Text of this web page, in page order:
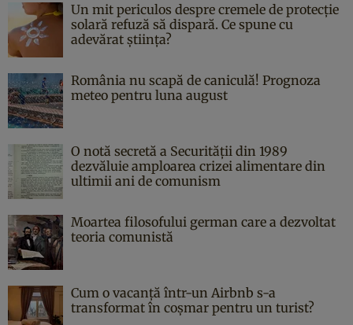
Un mit periculos despre cremele de protecție
solară refuză să dispară. Ce spune cu
adevărat știința?
România nu scapă de caniculă! Prognoza
meteo pentru luna august
O notă secretă a Securității din 1989
dezvăluie amploarea crizei alimentare din
ultimii ani de comunism
Moartea filosofului german care a dezvoltat
teoria comunistă
Cum o vacanță într-un Airbnb s-a
transformat în coșmar pentru un turist?